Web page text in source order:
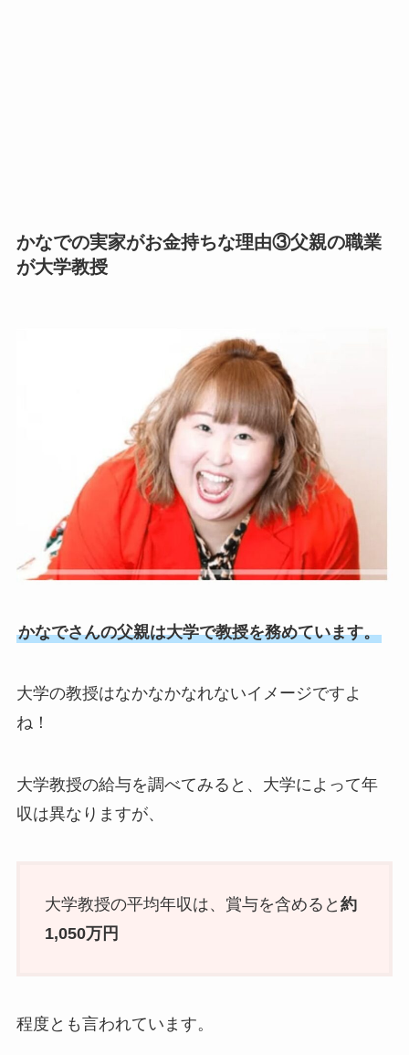
かなでの実家がお金持ちな理由③父親の職業
が大学教授
かなでさんの父親は大学で教授を務めています。
大学の教授はなかなかなれないイメージですよ
ね！
大学教授の給与を調べてみると、大学によって年
収は異なりますが、
大学教授の平均年収は、賞与を含めると 約
1,050万円
程度とも言われています。